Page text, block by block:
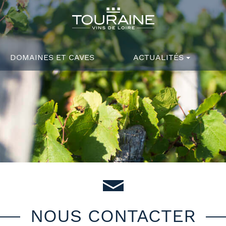
DOMAINES ET CAVES ACTUALITÉS
NOUS CONTACTER